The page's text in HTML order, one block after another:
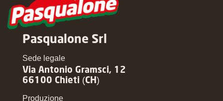
Pasqualone Srl
Sede legale
Via Antonio Gramsci, 12
66100 Chieti (CH)
Produzione